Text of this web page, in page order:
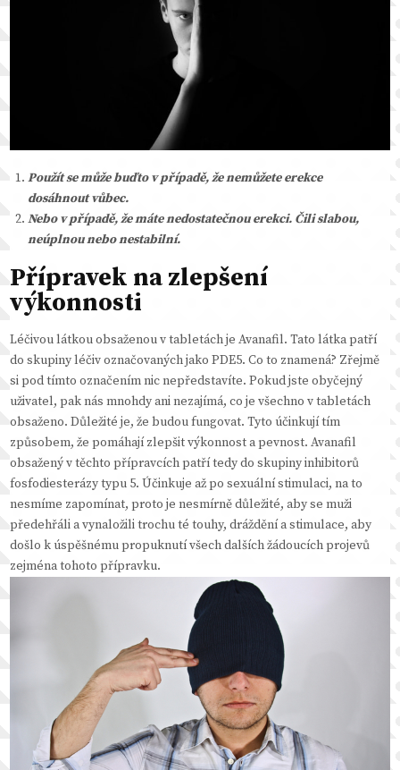
Použít se může buďto v případě, že nemůžete erekce
dosáhnout vůbec.
Nebo v případě, že máte nedostatečnou erekci. Čili slabou,
neúplnou nebo nestabilní.
Přípravek na zlepšení
výkonnosti
Léčivou látkou obsaženou v tabletách je Avanafil. Tato látka patří
do skupiny léčiv označovaných jako PDE5. Co to znamená? Zřejmě
si pod tímto označením nic nepředstavíte. Pokud jste obyčejný
uživatel, pak nás mnohdy ani nezajímá, co je všechno v tabletách
obsaženo. Důležité je, že budou fungovat. Tyto účinkují tím
způsobem, že pomáhají zlepšit výkonnost a pevnost. Avanafil
obsažený v těchto přípravcích patří tedy do skupiny inhibitorů
fosfodiesterázy typu 5. Účinkuje až po sexuální stimulaci, na to
nesmíme zapomínat, proto je nesmírně důležité, aby se muži
předehřáli a vynaložili trochu té touhy, dráždění a stimulace, aby
došlo k úspěšnému propuknutí všech dalších žádoucích projevů
zejména tohoto přípravku.